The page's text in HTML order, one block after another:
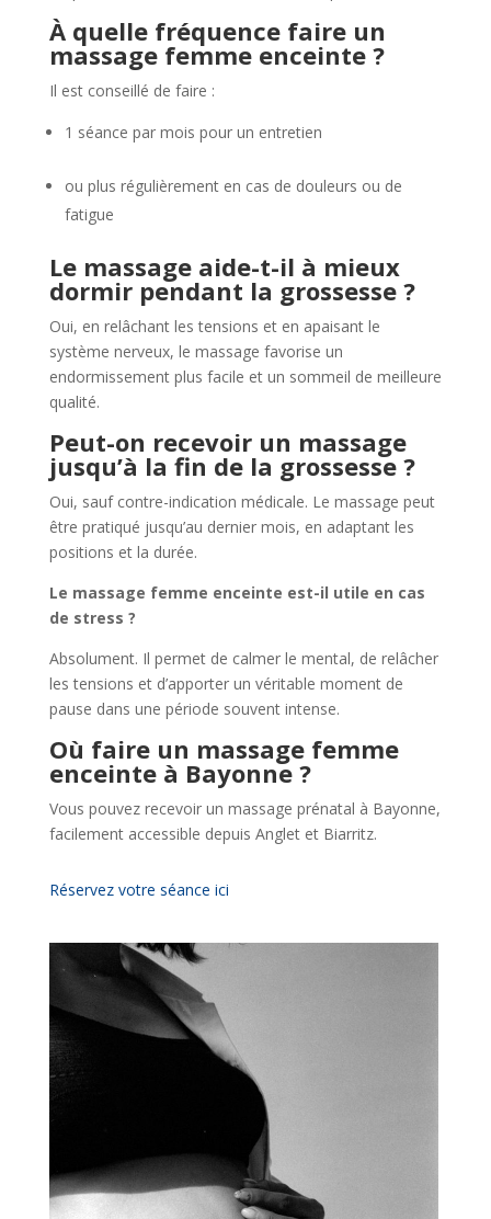
À quelle fréquence faire un
massage femme enceinte ?
Il est conseillé de faire :
1 séance par mois pour un entretien
ou plus régulièrement en cas de douleurs ou de
fatigue
Le massage aide-t-il à mieux
dormir pendant la grossesse ?
Oui, en relâchant les tensions et en apaisant le
système nerveux, le massage favorise un
endormissement plus facile et un sommeil de meilleure
qualité.
Peut-on recevoir un massage
jusqu’à la fin de la grossesse ?
Oui, sauf contre-indication médicale. Le massage peut
être pratiqué jusqu’au dernier mois, en adaptant les
positions et la durée.
Le massage femme enceinte est-il utile en cas
de stress ?
Absolument. Il permet de calmer le mental, de relâcher
les tensions et d’apporter un véritable moment de
pause dans une période souvent intense.
Où faire un massage femme
enceinte à Bayonne ?
Vous pouvez recevoir un massage prénatal à Bayonne,
facilement accessible depuis Anglet et Biarritz.
Réservez votre séance ici